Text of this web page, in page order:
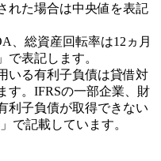
れた場合は中央値を表記
、総資産回転率は12ヵ月
で表記します。
いる有利子負債は貸借対
す。IFRSの一部企業、財
利子負債が取得できない
で記載しています。